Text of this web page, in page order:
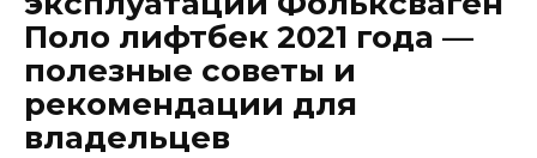
Поло лифтбек 2021 года —
полезные советы и
рекомендации для
владельцев